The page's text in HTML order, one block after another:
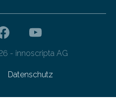
- innoscripta AG
Datenschutz